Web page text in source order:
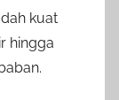
kuat
hingga